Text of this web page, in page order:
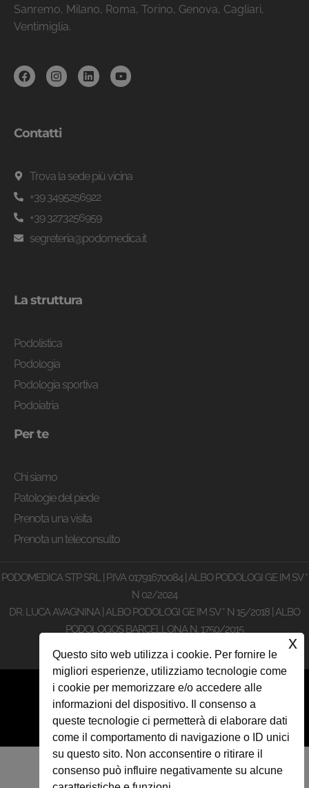
Questo sito web utilizza i cookie. Per fornire le
migliori esperienze, utilizziamo tecnologie come
i cookie per memorizzare e/o accedere alle
informazioni del dispositivo. Il consenso a
queste tecnologie ci permetterà di elaborare dati
come il comportamento di navigazione o ID unici
su questo sito. Non acconsentire o ritirare il
consenso può influire negativamente su alcune
x
Sanremo, Milano, Roma, Torino, Genova, Cagliari,
Ventimiglia.
Contatti
Trova la sede più vicina
+39 3495256922
+39 3273256959
segreteria@podomedica.it
La struttura
Podolistica
Podologia
Podologia sportiva
Podoiatria
Per te
Chi siamo
Patologie del piede
Prenota una visita
Prenota un teleconsulto
PODOMEDICA STP SRL | P.IVA 01791670084 | ALBO PODOLOGI GE IM SV *
N 02/2024
DR. LUCA AVAGNINA | ALBO PODOLOGI GE IM SV * N 15/2018 | ALBO
PODOLOGOS BARCELLONA N. 1750/2015
Privacy e Cookie Policy
Designed by
Siti Internet Torino